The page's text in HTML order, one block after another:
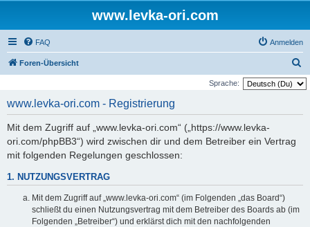
www.levka-ori.com
FAQ Anmelden
Foren-Übersicht
u
Sprache:
www.levka-ori.com - Registrierung
Mit dem Zugriff auf „www.levka-ori.com“ („https://www.levka-
ori.com/phpBB3“) wird zwischen dir und dem Betreiber ein Vertrag
mit folgenden Regelungen geschlossen:
1. NUTZUNGSVERTRAG
Mit dem Zugriff auf „www.levka-ori.com“ (im Folgenden „das Board“)
schließt du einen Nutzungsvertrag mit dem Betreiber des Boards ab (im
Folgenden „Betreiber“) und erklärst dich mit den nachfolgenden